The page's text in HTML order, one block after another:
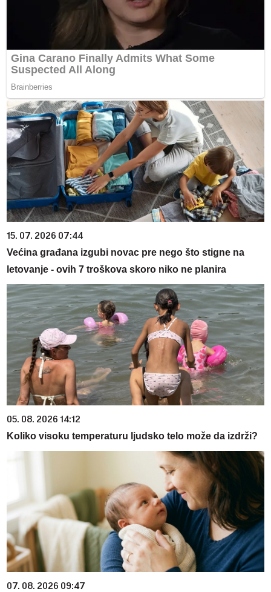
15. 07. 2026 07:44
Većina građana izgubi novac pre nego što stigne na
letovanje - ovih 7 troškova skoro niko ne planira
05. 08. 2026 14:12
Koliko visoku temperaturu ljudsko telo može da izdrži?
07. 08. 2026 09:47